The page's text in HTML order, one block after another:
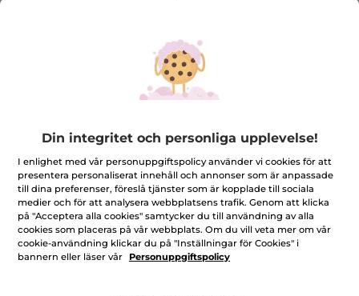
100%vegetabiliska
ingredienser
60 hektar
ekologiska odlingar
Din integritet och personliga upplevelse!
I enlighet med vår personuppgiftspolicy använder vi cookies för att
presentera personaliserat innehåll och annonser som är anpassade
till dina preferenser, föreslå tjänster som är kopplade till sociala
medier och för att analysera webbplatsens trafik. Genom att klicka
på "Acceptera alla cookies" samtycker du till användning av alla
cookies som placeras på vår webbplats. Om du vill veta mer om vår
cookie-användning klickar du på "Inställningar för Cookies" i
bannern eller läser vår
Personuppgiftspolicy